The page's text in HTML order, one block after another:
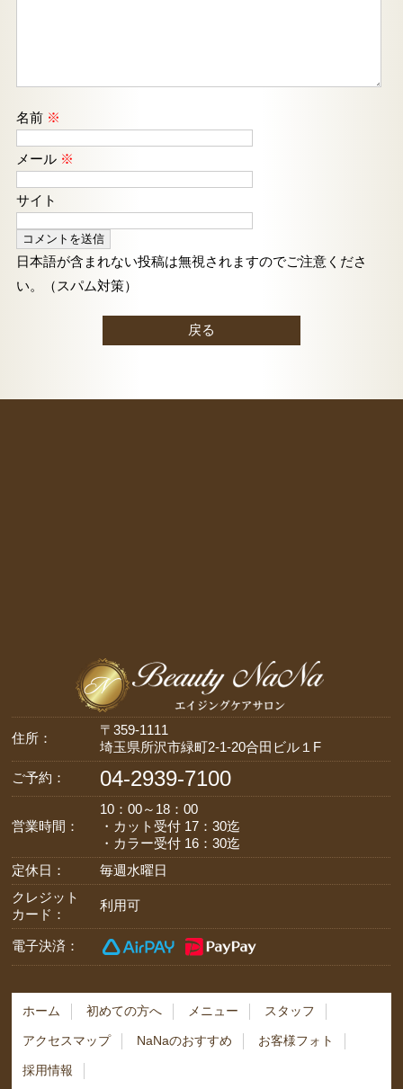
名前 ※
メール ※
サイト
日本語が含まれない投稿は無視されますのでご注意くださ
い。（スパム対策）
戻る
住所：
〒359-1111
埼玉県所沢市緑町2-1-20合田ビル１F
ご予約：
04-2939-7100
営業時間：
10：00～18：00
・カット受付 17：30迄
・カラー受付 16：30迄
定休日：
毎週水曜日
クレジット
カード：
利用可
電子決済：
ホーム 初めての方へ メニュー スタッフ
アクセスマップ NaNaのおすすめ お客様フォト
採用情報